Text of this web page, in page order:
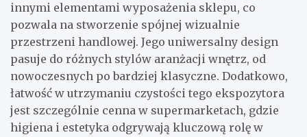
innymi elementami wyposażenia sklepu, co
pozwala na stworzenie spójnej wizualnie
przestrzeni handlowej. Jego uniwersalny design
pasuje do różnych stylów aranżacji wnętrz, od
nowoczesnych po bardziej klasyczne. Dodatkowo,
łatwość w utrzymaniu czystości tego ekspozytora
jest szczególnie cenna w supermarketach, gdzie
higiena i estetyka odgrywają kluczową rolę w